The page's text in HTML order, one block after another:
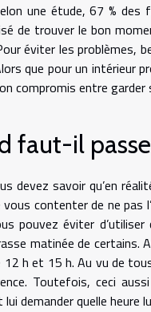
une étude, 67 % des
de trouver le bon
éviter les problèmes,
que pour un intérieur
compromis entre
faut-il
devez savoir qu’en
contenter de ne pas
pouvez éviter
matinée de certains.
h et 15 h. Au vu de
Toutefois, ceci
demander quelle heure